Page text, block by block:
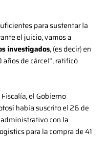
para sustentar la
el juicio, vamos a
investigados, (es decir) en
años de cárcel”, ratificó
el Gobierno
había suscrito el 26 de
con la
para la compra de 41